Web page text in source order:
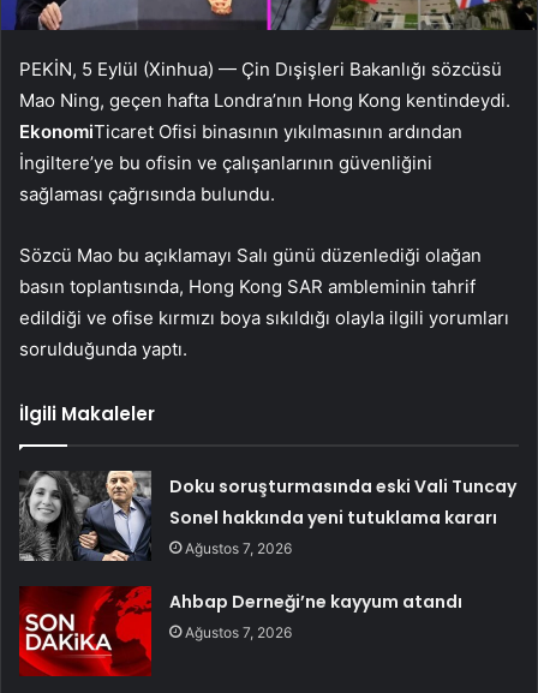
PEKİN, 5 Eylül (Xinhua) — Çin Dışişleri Bakanlığı sözcüsü
Mao Ning, geçen hafta Londra’nın Hong Kong kentindeydi.
EkonomiTicaret Ofisi binasının yıkılmasının ardından
İngiltere’ye bu ofisin ve çalışanlarının güvenliğini
sağlaması çağrısında bulundu.
Sözcü Mao bu açıklamayı Salı günü düzenlediği olağan
basın toplantısında, Hong Kong SAR ambleminin tahrif
edildiği ve ofise kırmızı boya sıkıldığı olayla ilgili yorumları
sorulduğunda yaptı.
İlgili Makaleler
Doku soruşturmasında eski Vali Tuncay
Sonel hakkında yeni tutuklama kararı
Ağustos 7, 2026
Ahbap Derneği’ne kayyum atandı
Ağustos 7, 2026